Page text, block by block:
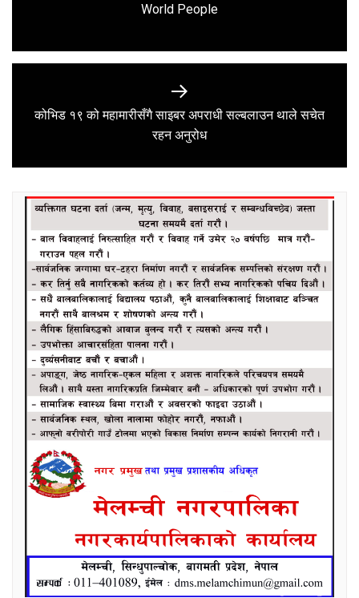
Previous
World People
Next
post:
कोभिड १९ को महामारीसँगै साइबर अपराधी सल्बलाउन थाले सचेत
रहन अनुरोध